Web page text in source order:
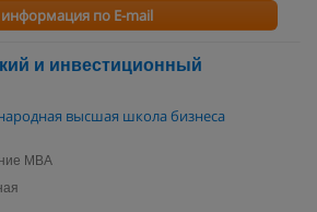
информация по E-mail
и инвестиционный
высшая школа бизнеса
MBA